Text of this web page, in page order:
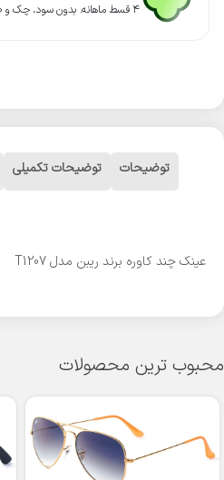
۴ قسط ماهانه. بدون سود، چک و ضامن.
توضیحات توضیحات تکمیلی
عینک چند کاوره برند ریبن مدل T1207
محبوب ترین محصولات